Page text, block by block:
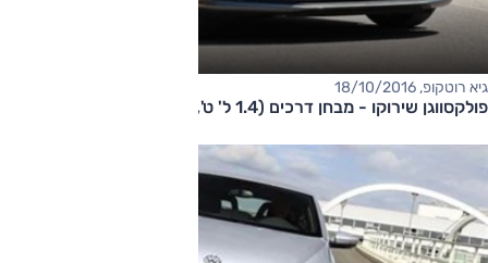
גיא רוטקופ, 18/10/2016
פולקסווגן שירוקו - מבחן דרכים (1.4 ל' ט', רובוטית)